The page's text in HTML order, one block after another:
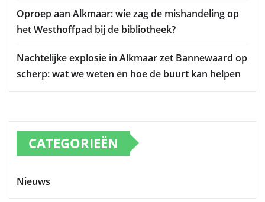
Oproep aan Alkmaar: wie zag de mishandeling op
het Westhoffpad bij de bibliotheek?
Nachtelijke explosie in Alkmaar zet Bannewaard op
scherp: wat we weten en hoe de buurt kan helpen
CATEGORIEËN
Nieuws